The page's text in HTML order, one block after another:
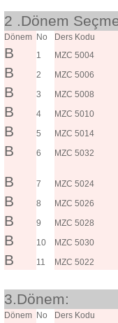
2 .Dönem
Dönem No Ders Kodu
B 1 MZC 5004
B 2 MZC 5006
B 3 MZC 5008
B 4 MZC 5010
B 5 MZC 5014
B 6 MZC 5032
B 7 MZC 5024
B 8 MZC 5026
B 9 MZC 5028
B 10 MZC 5030
B 11 MZC 5022
3.Dönem:
Dönem No Ders Kodu